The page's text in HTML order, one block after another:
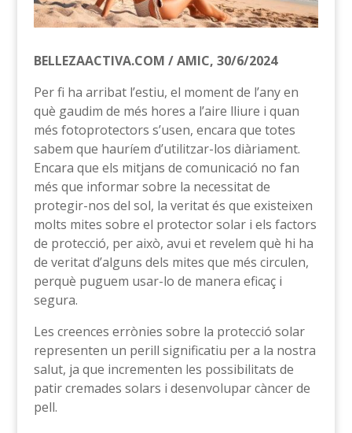
BELLEZAACTIVA.COM / AMIC, 30/6/2024
Per fi ha arribat l’estiu, el moment de l’any en
què gaudim de més hores a l’aire lliure i quan
més fotoprotectors s’usen, encara que totes
sabem que hauríem d’utilitzar-los diàriament.
Encara que els mitjans de comunicació no fan
més que informar sobre la necessitat de
protegir-nos del sol, la veritat és que existeixen
molts mites sobre el protector solar i els factors
de protecció, per això, avui et revelem què hi ha
de veritat d’alguns dels mites que més circulen,
perquè puguem usar-lo de manera eficaç i
segura.
Les creences errònies sobre la protecció solar
representen un perill significatiu per a la nostra
salut, ja que incrementen les possibilitats de
patir cremades solars i desenvolupar càncer de
pell.